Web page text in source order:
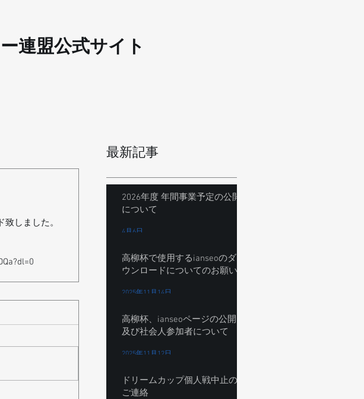
連盟公式サイト
しました。
最新記事
2026年度 年間事業予定の公開
について
4月6日
高柳杯で使用するianseoのダ
ウンロードについてのお願い
2025年11月14日
高柳杯、ianseoページの公開
及び社会人参加者について
2025年11月12日
ドリームカップ個人戦中止の
ご連絡